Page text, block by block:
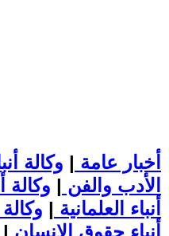
أخبار عامة | وكالة
الأدب والفن | وكالة
أنباء العلمانية |
أنباء حقوق الإنسان |